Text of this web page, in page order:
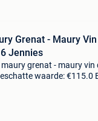
Grenat - Maury
Jennies
grenat - maury vin
waarde: €115.0